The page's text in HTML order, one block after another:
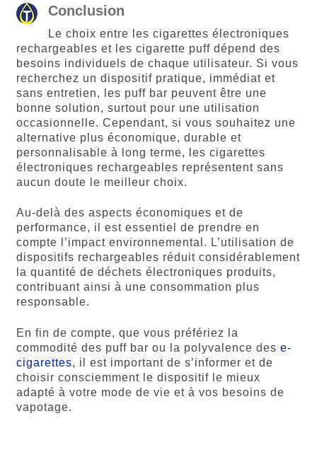
Conclusion
Le choix entre les cigarettes électroniques
rechargeables et les cigarette puff dépend des
besoins individuels de chaque utilisateur. Si vous
recherchez un dispositif pratique, immédiat et
sans entretien, les puff bar peuvent être une
bonne solution, surtout pour une utilisation
occasionnelle. Cependant, si vous souhaitez une
alternative plus économique, durable et
personnalisable à long terme, les cigarettes
électroniques rechargeables représentent sans
aucun doute le meilleur choix.
Au-delà des aspects économiques et de
performance, il est essentiel de prendre en
compte l’impact environnemental. L’utilisation de
dispositifs rechargeables réduit considérablement
la quantité de déchets électroniques produits,
contribuant ainsi à une consommation plus
responsable.
En fin de compte, que vous préfériez la
commodité des puff bar ou la polyvalence des e-
cigarettes, il est important de s’informer et de
choisir consciemment le dispositif le mieux
adapté à votre mode de vie et à vos besoins de
vapotage.